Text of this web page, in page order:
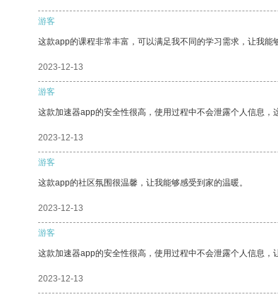
游客
这款app的课程非常丰富，可以满足我不同的学习需求，让我能
2023-12-13
游客
这款加速器app的安全性很高，使用过程中不会泄露个人信息
2023-12-13
游客
这款app的社区氛围很温馨，让我能够感受到家的温暖。
2023-12-13
游客
这款加速器app的安全性很高，使用过程中不会泄露个人信息，
2023-12-13